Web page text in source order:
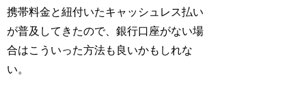
携帯料金と紐付いたキャッシュレス払い
が普及してきたので、銀行口座がない場
合はこういった方法も良いかもしれな
い。